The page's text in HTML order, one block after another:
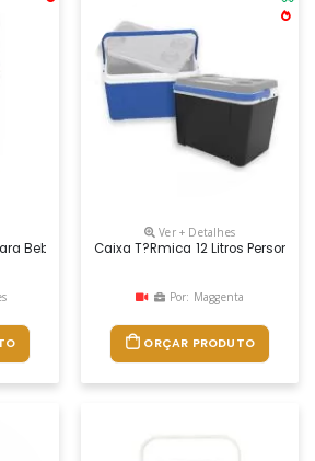
Bebidas, Dimensões 31 X 22 Cm (altura X
Ver + Detalhes
Caixa T?rmica 12 Litros
Por: Maggenta
ORÇAR PRODUTO